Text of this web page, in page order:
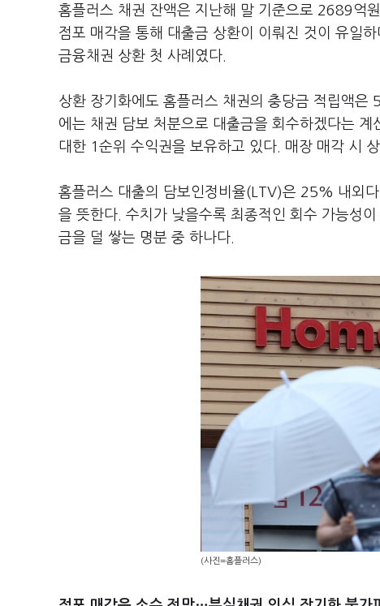
홈플러스 채권 잔액은 지난해 말 기준으로 2689억
점포 매각을 통해 대출금 상환이 이뤄진 것이 유일
금융채권 상환 첫 사례였다.
상환 장기화에도 홈플러스 채권의 충당금 적립액은
에는 채권 담보 처분으로 대출금을 회수하겠다는
대한 1순위 수익권을 보유하고 있다. 매장 매각 시
홈플러스 대출의 담보인정비율(LTV)은 25% 내외
을 뜻한다. 수치가 낮을수록 최종적인 회수 가능성
금을 덜 쌓는 명분 중 하나다.
(사진=홈플러스)